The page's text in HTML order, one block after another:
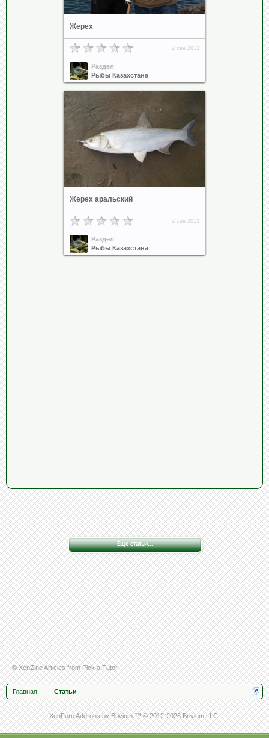
Жерех
2 сен 2013
Раздел
Рыбы Казахстана
Жерех аральский
2 сен 2013
Раздел
Рыбы Казахстана
Еще статьи...
© XenZineArticlesfromPick a Tutor
Главная Статьи
XenForo Add-ons by Brivium ™ © 2012-2026 Brivium LLC.